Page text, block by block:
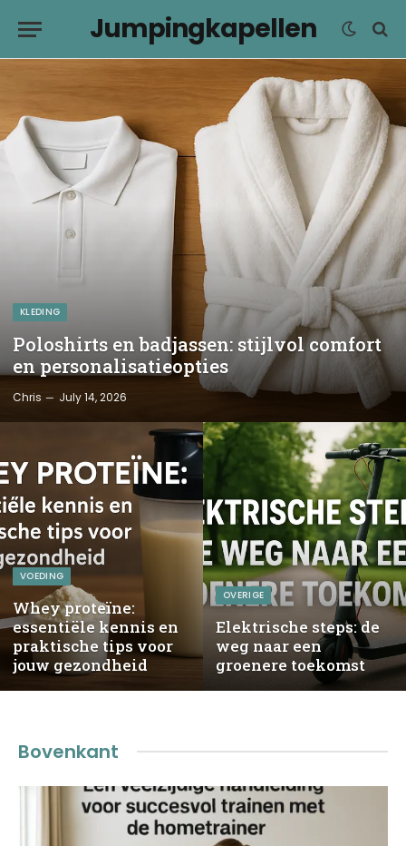
Jumpingkapellen
KLEDING
Poloshirts en badjassen: stijlvol comfort
en personalisatieopties
Chris July 14, 2026
VOEDING
Whey proteïne:
essentiële kennis en
praktische tips voor
jouw gezondheid
OVERIGE
Elektrische steps: de
weg naar een
groenere toekomst
Bovenkant